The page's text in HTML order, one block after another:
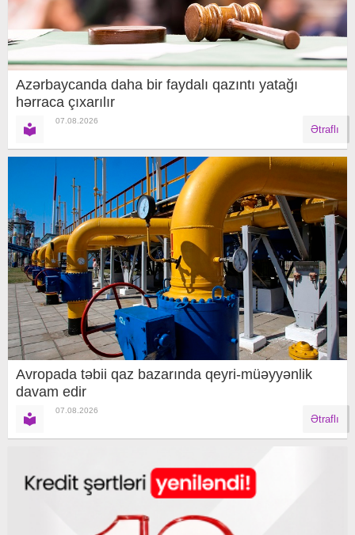
Azərbaycanda daha bir faydalı qazıntı yatağı
hərraca çıxarılır
07.08.2026
Ətraflı
Avropada təbii qaz bazarında qeyri-müəyyənlik
davam edir
07.08.2026
Ətraflı